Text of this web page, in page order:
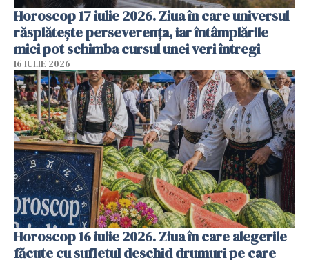
Horoscop 17 iulie 2026. Ziua în care universul
răsplătește perseverența, iar întâmplările
mici pot schimba cursul unei veri întregi
16 IULIE 2026
Horoscop 16 iulie 2026. Ziua în care alegerile
făcute cu sufletul deschid drumuri pe care